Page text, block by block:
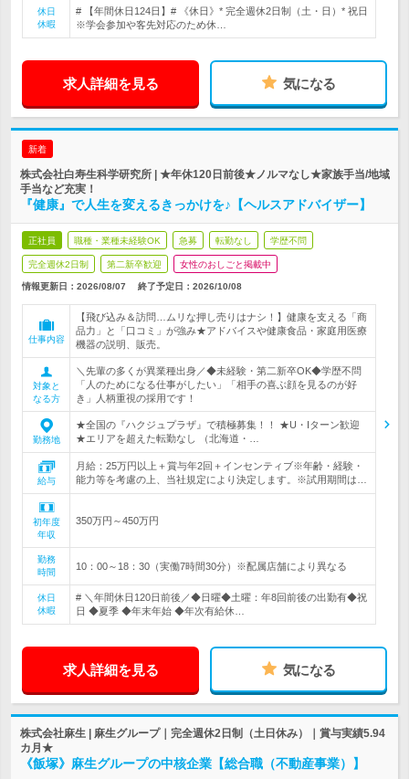
休日
休暇
# 【年間休日124日】# 《休日》* 完全週休2日制（土・日）* 祝日
※学会参加や客先対応のため休…
求人詳細を見る 気になる
新着
株式会社白寿生科学研究所 | ★年休120日前後★ノルマなし★家族手当/地域
手当など充実！
『健康』で人生を変えるきっかけを♪【ヘルスアドバイザー】
正社員 職種・業種未経験OK 急募 転勤なし 学歴不問
完全週休2日制 第二新卒歓迎 女性のおしごと掲載中
情報更新日：2026/08/07 終了予定日： 2026/10/08
仕事内容
【飛び込み＆訪問…ムリな押し売りはナシ！】健康を支える「商
品力」と「口コミ」が強み★アドバイスや健康食品・家庭用医療
機器の説明、販売。
対象と
なる方
＼先輩の多くが異業種出身／◆未経験・第二新卒OK◆学歴不問
「人のためになる仕事がしたい」「相手の喜ぶ顔を見るのが好
き」人柄重視の採用です！
勤務地
★全国の『ハクジュプラザ』で積極募集！！ ★U・Iターン歓迎
★エリアを超えた転勤なし （北海道・…
給与
月給：25万円以上＋賞与年2回＋インセンティブ※年齢・経験・
能力等を考慮の上、当社規定により決定します。※試用期間は…
初年度
年収
350万円～450万円
勤務
時間
10：00～18：30（実働7時間30分）※配属店舗により異なる
休日
休暇
# ＼年間休日120日前後／◆日曜◆土曜：年8回前後の出勤有◆祝
日 ◆夏季 ◆年末年始 ◆年次有給休…
求人詳細を見る 気になる
株式会社麻生 | 麻生グループ｜完全週休2日制（土日休み）｜賞与実績5.94
カ月★
《飯塚》麻生グループの中核企業【総合職（不動産事業）】